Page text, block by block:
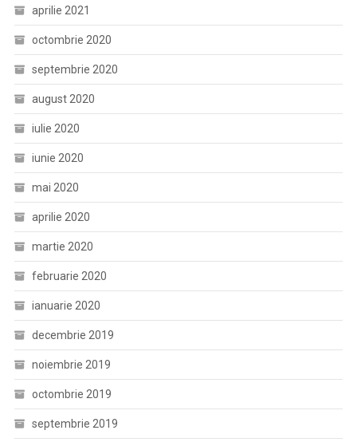
aprilie 2021
octombrie 2020
septembrie 2020
august 2020
iulie 2020
iunie 2020
mai 2020
aprilie 2020
martie 2020
februarie 2020
ianuarie 2020
decembrie 2019
noiembrie 2019
octombrie 2019
septembrie 2019